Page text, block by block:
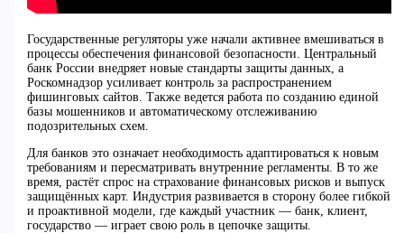
Государственные регуляторы уже начали активнее вмешиваться в
процессы обеспечения финансовой безопасности. Центральный
банк России внедряет новые стандарты защиты данных, а
Роскомнадзор усиливает контроль за распространением
фишинговых сайтов. Также ведется работа по созданию единой
базы мошенников и автоматическому отслеживанию
подозрительных схем.
Для банков это означает необходимость адаптироваться к новым
требованиям и пересматривать внутренние регламенты. В то же
время, растёт спрос на страхование финансовых рисков и выпуск
защищённых карт. Индустрия развивается в сторону более гибкой
и проактивной модели, где каждый участник — банк, клиент,
государство — играет свою роль в цепочке защиты.